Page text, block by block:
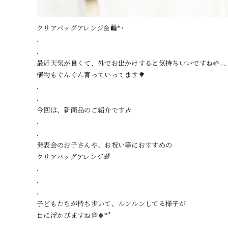
クリアバッグアレンジ🌼🛍️*･
.
.
最近天気が良くて、外でお出かけすると気持ちいいですね🌱𓂃
植物もぐんぐん育っていってます🌳
.
.
今回は、新商品のご紹介です🎶
.
.
発表会のお子さんや、お祝い等におすすめの
クリアバッグアレンジ🌈
.
.
.
子どもたちが持ち歩いて、ルンルンしてる様子が
目に浮かびますね💭🍀*゜